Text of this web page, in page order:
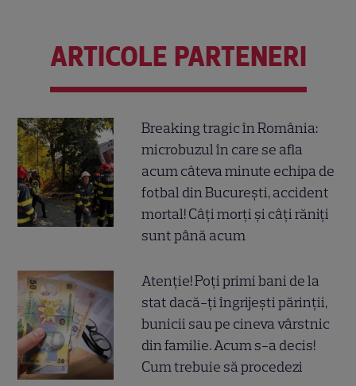
ARTICOLE PARTENERI
Breaking tragic în România:
microbuzul în care se afla
acum câteva minute echipa de
fotbal din București, accident
mortal! Câți morți și câți răniți
sunt până acum
Atenție! Poți primi bani de la
stat dacă-ți îngrijești părinții,
bunicii sau pe cineva vârstnic
din familie. Acum s-a decis!
Cum trebuie să procedezi